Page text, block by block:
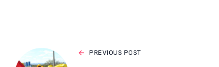
PREVIOUS POST